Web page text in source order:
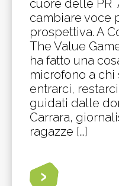
cuore delle PR
cambiare voce
prospettiva. A
The Value
ha fatto una
microfono a
entrarci,
guidati dalle
Carrara,
ragazze [...]